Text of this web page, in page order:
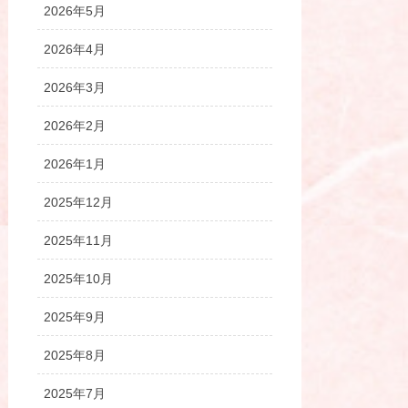
2026年5月
2026年4月
2026年3月
2026年2月
2026年1月
2025年12月
2025年11月
2025年10月
2025年9月
2025年8月
2025年7月